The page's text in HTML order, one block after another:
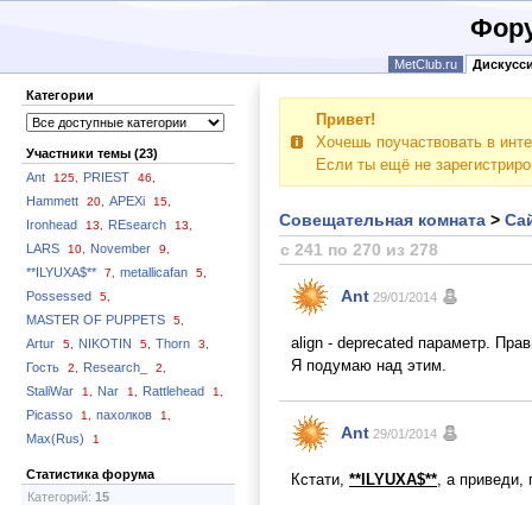
MetClub.ru
Категории
Участники темы (23)
Ant
125, PRIEST 46,
Hammett 20, APEXi 15,
Ironhead 13, REsearch 13,
LARS 10, November 9,
**ILYUXA$** 7, metallicafan 5,
Possessed 5,
MASTER OF PUPPETS 5,
Artur 5, NIKOTIN 5, Thorn 3,
Гость 2, Research_ 2,
StaliWar 1, Nar 1, Rattlehead 1,
Picasso 1, пахолков 1,
Max(Rus) 1
Статистика форума
Категорий: 15
Привет!
Хочешь поучаствовать в
Если ты ещё не
Совещательная комната >
с 241 по 270 из 278
Ant 29/01/2014
align - deprecated параметр.
Я подумаю над этим.
Ant 29/01/2014
Кстати, **ILYUXA$**, а приведи,